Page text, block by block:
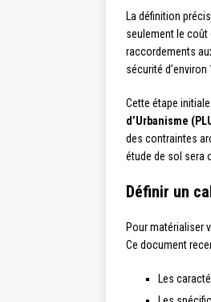
La définition
seulement le
raccordements
sécurité
Cette étape
d’Urbanisme
des contraintes
étude de sol sera
Définir un
Pour matérialiser
Ce document
Les